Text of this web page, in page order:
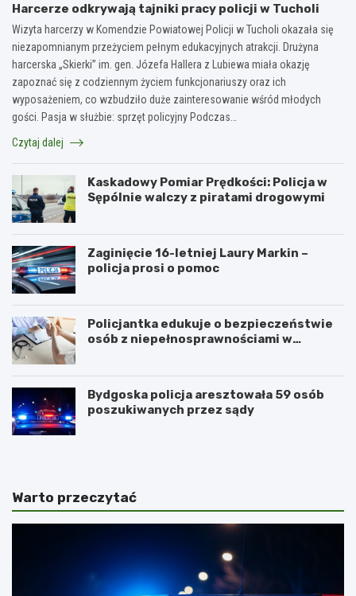
Harcerze odkrywają tajniki pracy policji w Tucholi
Wizyta harcerzy w Komendzie Powiatowej Policji w Tucholi okazała się
niezapomnianym przeżyciem pełnym edukacyjnych atrakcji. Drużyna
harcerska „Skierki” im. gen. Józefa Hallera z Lubiewa miała okazję
zapoznać się z codziennym życiem funkcjonariuszy oraz ich
wyposażeniem, co wzbudziło duże zainteresowanie wśród młodych
gości. Pasja w służbie: sprzęt policyjny Podczas…
Czytaj dalej
Kaskadowy Pomiar Prędkości: Policja w
Sępólnie walczy z piratami drogowymi
Zaginięcie 16-letniej Laury Markin –
policja prosi o pomoc
Policjantka edukuje o bezpieczeństwie
osób z niepełnosprawnościami w
Bydgoska policja aresztowała 59 osób
poszukiwanych przez sądy
Warto przeczytać